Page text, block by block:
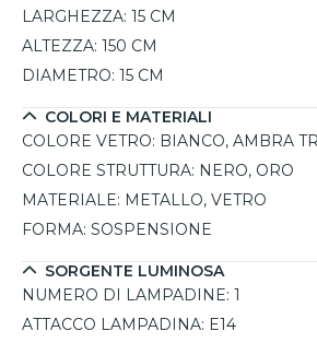
facilmente l'altezza del punto luce in
disponibile. Compatibile con 1
LARGHEZZA: 15 CM
ALTEZZA: 150 CM
DIAMETRO: 15 CM
COLORI E MATERIALI
COLORE VETRO: BIANCO, AMBRA
COLORE STRUTTURA: NERO, ORO
MATERIALE: METALLO, VETRO
FORMA: SOSPENSIONE
SORGENTE LUMINOSA
NUMERO DI LAMPADINE: 1
ATTACCO LAMPADINA: E14